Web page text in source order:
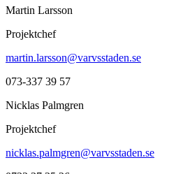
Martin Larsson
Projektchef
martin.larsson@varvsstaden.se
073-337 39 57
Nicklas Palmgren
Projektchef
nicklas.palmgren@varvsstaden.se